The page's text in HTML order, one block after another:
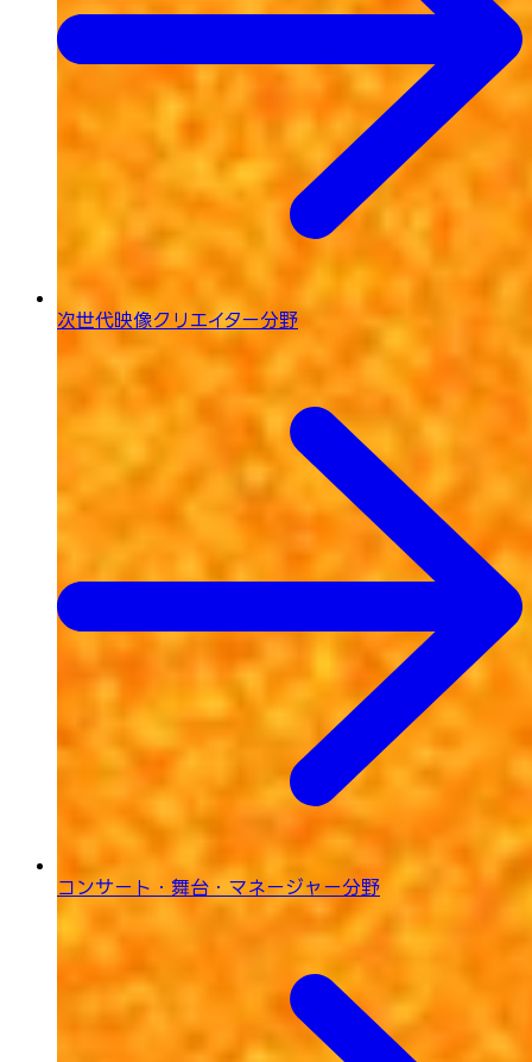
次世代映像クリエイター分野
コンサート・舞台・ マネージャー分野